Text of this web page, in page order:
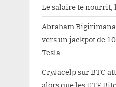
Le salaire te
Abraham Bigirimana
vers un jackpot de
Tesla
CryJacelp surBTC
alors que les ETF